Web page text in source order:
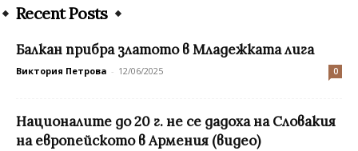
Recent Posts
Балкан прибра златото в Младежката лига
Виктория Петрова - 12/06/2025 0
Националите до 20 г. не се дадоха на Словакия
на европейското в Армения (видео)